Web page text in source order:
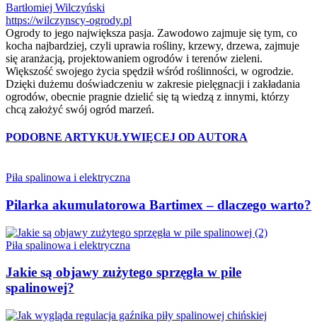
Bartłomiej Wilczyński
https://wilczynscy-ogrody.pl
Ogrody to jego największa pasja. Zawodowo zajmuje się tym, co
kocha najbardziej, czyli uprawia rośliny, krzewy, drzewa, zajmuje
się aranżacją, projektowaniem ogrodów i terenów zieleni.
Większość swojego życia spędził wśród roślinności, w ogrodzie.
Dzięki dużemu doświadczeniu w zakresie pielęgnacji i zakładania
ogrodów, obecnie pragnie dzielić się tą wiedzą z innymi, którzy
chcą założyć swój ogród marzeń.
PODOBNE ARTYKUŁYWIĘCEJ OD AUTORA
Piła spalinowa i elektryczna
Pilarka akumulatorowa Bartimex – dlaczego warto?
Piła spalinowa i elektryczna
Jakie są objawy zużytego sprzęgła w pile
spalinowej?